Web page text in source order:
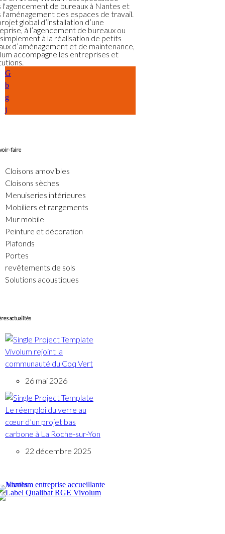
l'agencement de bureaux à Nantes et
l'aménagement des espaces de travail.
global d’installation d’une
à l’agencement de bureaux ou
à la réalisation de petits
d’aménagement et de maintenance,
accompagne les entreprises et
faire
Cloisons amovibles
Cloisons sèches
Menuiseries intérieures
Mobiliers et rangements
Mur mobile
Peinture et décoration
Plafonds
Portes
revêtements de sols
Solutions acoustiques
actualités
Vivolum rejoint la
communauté du Coq Vert
26 mai 2026
Le réemploi du verre au
cœur d’un projet bas
carbone à La Roche-sur-Yon
22 décembre 2025